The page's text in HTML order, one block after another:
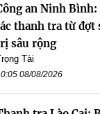
an Ninh
thanh tra từ đợt
sâu rộng
Tài
08/08/2026